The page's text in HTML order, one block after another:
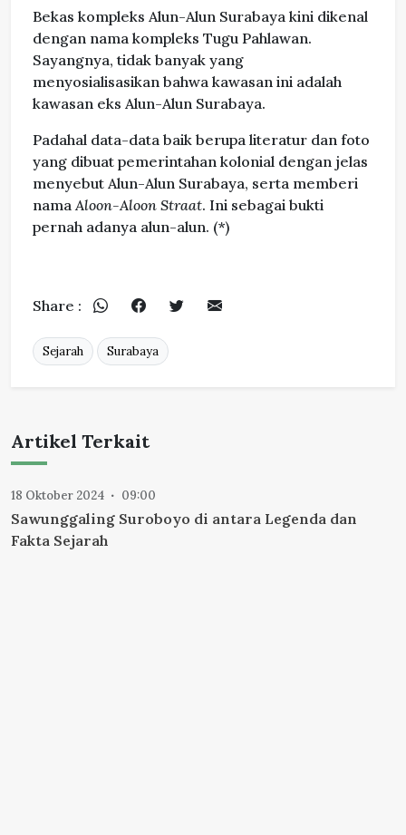
Bekas kompleks Alun-Alun Surabaya kini dikenal
dengan nama kompleks Tugu Pahlawan.
Sayangnya, tidak banyak yang
menyosialisasikan bahwa kawasan ini adalah
kawasan eks Alun-Alun Surabaya.
Padahal data-data baik berupa literatur dan foto
yang dibuat pemerintahan kolonial dengan jelas
menyebut Alun-Alun Surabaya, serta memberi
namaAloon-Aloon Straat. Ini sebagai bukti
pernah adanya alun-alun. (*)
Share :
Sejarah Surabaya
Artikel Terkait
18 Oktober 2024 09:00
Sawunggaling Suroboyo di antara Legenda dan
Fakta Sejarah